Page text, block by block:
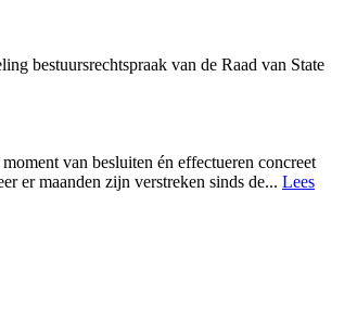
bestuursrechtspraak van de Raad van State
van besluiten én effectueren concreet
er maanden zijn verstreken sinds de... Lees